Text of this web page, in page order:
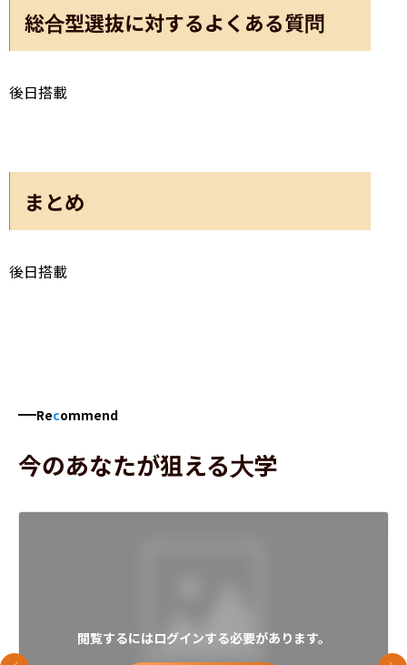
総合型選抜に対するよくある質問
後日搭載
まとめ
後日搭載
Recommend
今のあなたが狙える大学
閲覧するにはログインする必要があります。